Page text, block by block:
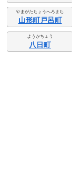
やまがたちょうへろまち
山形町戸呂町
ようかちょう
八日町